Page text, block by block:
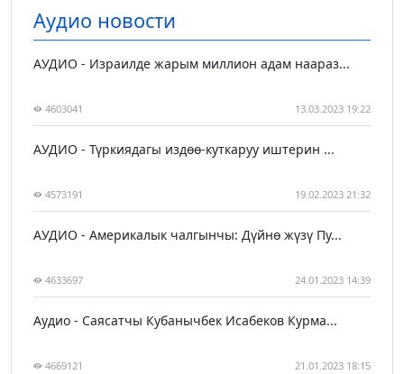
Аудио новости
АУДИО - Израилде жарым миллион адам наараз...
4603041 13.03.2023 19:22
АУДИО - Түркиядагы издөө-куткаруу иштерин ...
4573191 19.02.2023 21:32
АУДИО - Америкалык чалгынчы: Дүйнө жүзү Пу...
4633697 24.01.2023 14:39
Аудио - Саясатчы Кубанычбек Исабеков Курма...
4669121 21.01.2023 18:15